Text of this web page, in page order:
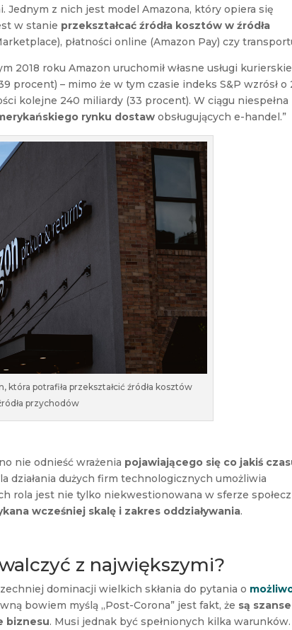
Jednym z nich jest model Amazona, który opiera się
w stanie przekształcać źródła kosztów w źródła
płatności online (Amazon Pay) czy
2018 roku Amazon uruchomił własne usługi
procent) – mimo że w tym czasie indeks S&P wzrósł o
kolejne 240 miliardy (33 procent). W ciągu niespełna
rynku dostaw obsługujących e-handel.”
potrafiła przekształcić źródła kosztów
przychodów
nie odnieść wrażenia pojawiającego się co jakiś
działania dużych firm technologicznych umożliwia
rola jest nie tylko niekwestionowana w sferze
wcześniej skalę i zakres oddziaływania.
z największymi?
dominacji wielkich skłania do pytania o
bowiem myślą „Post-Corona” jest fakt, że są szanse
biznesu. Musi jednak być spełnionych kilka warunków.